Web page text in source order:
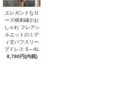
エレガントなロ
ーズ柄刺繍がお
しゃれ フレアシ
ルエットのミデ
ィ丈パフスリー
ブドレス S～4L
8,780円(内税)